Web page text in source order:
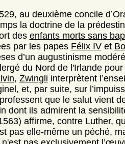
au deuxième concile
la doctrine de la
des enfants morts sans
par les papes Félix IVet
d’un augustinisme
du Nord de l'Irlande
, Zwingli interprètent
et, par suite, sur
que le salut vient
dont ils admirent la
affirme, contre Luther,
pas elle-même un péché,